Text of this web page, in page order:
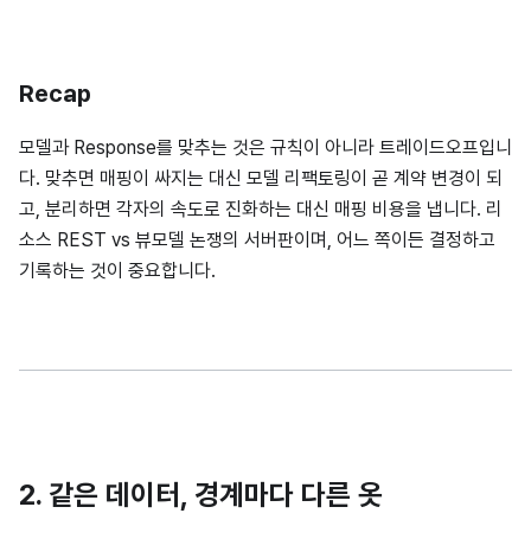
Recap
모델과 Response를 맞추는 것은 규칙이 아니라 트레이드오프입니
다. 맞추면 매핑이 싸지는 대신 모델 리팩토링이 곧 계약 변경이 되
고, 분리하면 각자의 속도로 진화하는 대신 매핑 비용을 냅니다. 리
소스 REST vs 뷰모델 논쟁의 서버판이며, 어느 쪽이든 결정하고
기록하는 것이 중요합니다.
2. 같은 데이터, 경계마다 다른 옷